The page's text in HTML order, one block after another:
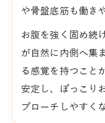
や骨盤底筋も働き
お腹を強く固め続
が自然に内側へ集
る感覚を持つこと
安定し、ぽっこり
プローチしやすく